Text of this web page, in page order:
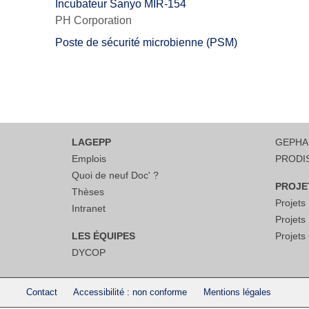
Incubateur Sanyo MIR-154
PH Corporation
Poste de sécurité microbienne (PSM)
LAGEPP
Emplois
Quoi de neuf Doc' ?
Thèses
Intranet
LES ÉQUIPES
DYCOP
Projets
Projets
Projets
Contact Accessibilité : non conforme Mentions légales